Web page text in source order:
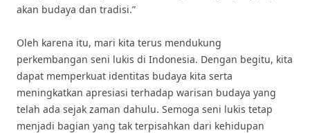
akan budaya dan tradisi.”
Oleh karena itu, mari kita terus mendukung
perkembangan seni lukis di Indonesia. Dengan begitu, kita
dapat memperkuat identitas budaya kita serta
meningkatkan apresiasi terhadap warisan budaya yang
telah ada sejak zaman dahulu. Semoga seni lukis tetap
menjadi bagian yang tak terpisahkan dari kehidupan